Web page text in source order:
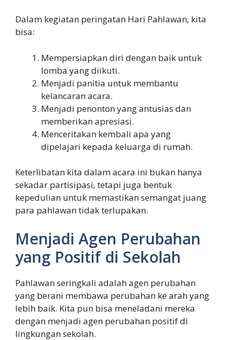
Dalam kegiatan peringatan Hari Pahlawan, kita
bisa:
Mempersiapkan diri dengan baik untuk
lomba yang diikuti.
Menjadi panitia untuk membantu
kelancaran acara.
Menjadi penonton yang antusias dan
memberikan apresiasi.
Menceritakan kembali apa yang
dipelajari kepada keluarga di rumah.
Keterlibatan kita dalam acara ini bukan hanya
sekadar partisipasi, tetapi juga bentuk
kepedulian untuk memastikan semangat juang
para pahlawan tidak terlupakan.
Menjadi Agen Perubahan
yang Positif di Sekolah
Pahlawan seringkali adalah agen perubahan
yang berani membawa perubahan ke arah yang
lebih baik. Kita pun bisa meneladani mereka
dengan menjadi agen perubahan positif di
lingkungan sekolah.